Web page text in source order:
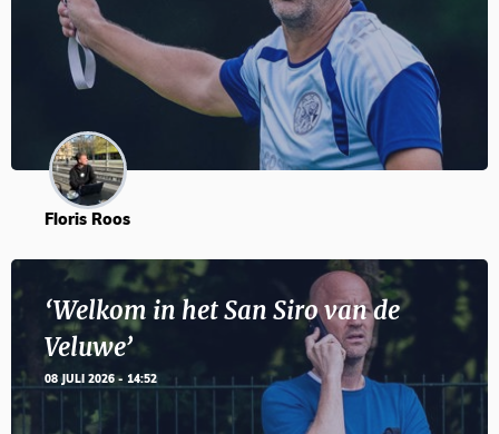
Floris Roos
‘Welkom in het San Siro van de
Veluwe’
08 JULI 2026 - 14:52